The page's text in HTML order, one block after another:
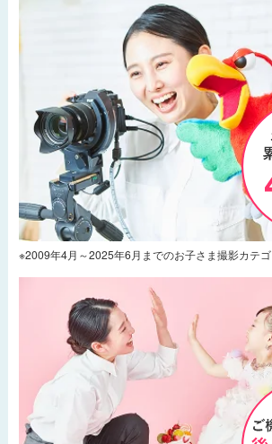
※2009年4月～2025年6月までのお子さま撮影カテ